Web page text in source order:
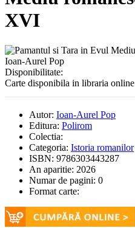
XVI
Disponibilitate:
Carte disponibila in libraria
Autor: Ioan-Aurel Pop
Editura: Polirom
Colectia:
Categoria: Istoria romanilor
ISBN: 9786303443287
An aparitie: 2026
Numar de pagini: 0
Format carte: